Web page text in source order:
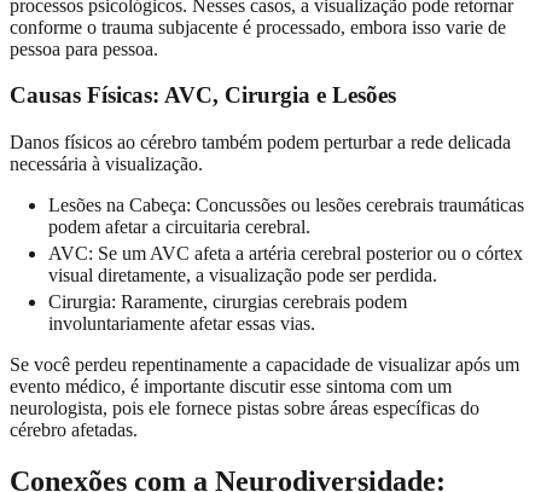
processos psicológicos. Nesses casos, a visualização pode retornar
conforme o trauma subjacente é processado, embora isso varie de
pessoa para pessoa.
Causas Físicas: AVC, Cirurgia e Lesões
Danos físicos ao cérebro também podem perturbar a rede delicada
necessária à visualização.
Lesões na Cabeça: Concussões ou lesões cerebrais traumáticas
podem afetar a circuitaria cerebral.
AVC: Se um AVC afeta a artéria cerebral posterior ou o córtex
visual diretamente, a visualização pode ser perdida.
Cirurgia: Raramente, cirurgias cerebrais podem
involuntariamente afetar essas vias.
Se você perdeu repentinamente a capacidade de visualizar após um
evento médico, é importante discutir esse sintoma com um
neurologista, pois ele fornece pistas sobre áreas específicas do
cérebro afetadas.
Conexões com a Neurodiversidade: